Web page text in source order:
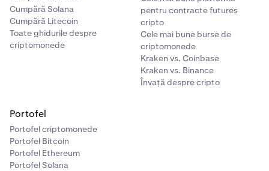
Cumpără Solana
Cumpără Litecoin
Toate ghidurile despre
criptomonede
pentru contracte futures
cripto
Cele mai bune burse de
criptomonede
Kraken vs. Coinbase
Kraken vs. Binance
Învață despre cripto
Portofel
Portofel criptomonede
Portofel Bitcoin
Portofel Ethereum
Portofel Solana